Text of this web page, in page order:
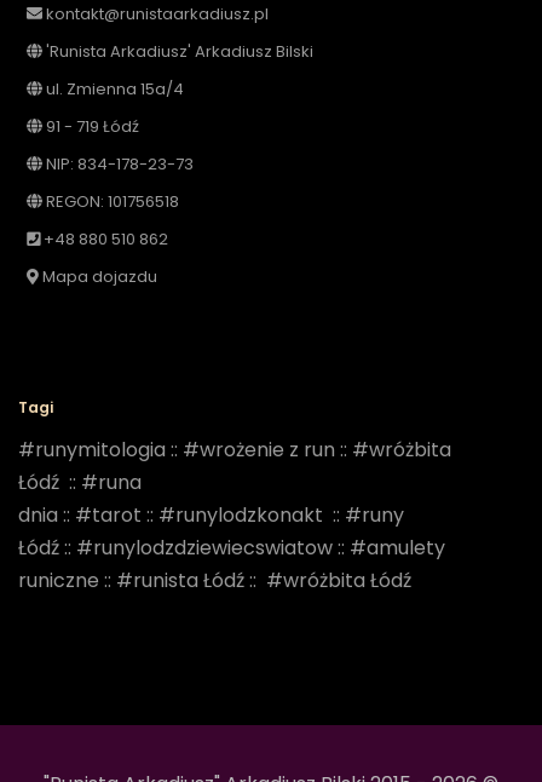
kontakt@runistaarkadiusz.pl
'Runista Arkadiusz' Arkadiusz Bilski
ul. Zmienna 15a/4
91 - 719 Łódź
NIP: 834-178-23-73
REGON: 101756518
+48 880 510 862
Mapa dojazdu
Tagi
#runymitologia :: #wrożenie z run :: #wróżbita
Łódź :: #runa
dnia :: #tarot :: #runylodzkonakt :: #runy
Łódź:: #runylodzdziewiecswiatow:: #amulety
runiczne :: #runista Łódź:: #wróżbita Łódź